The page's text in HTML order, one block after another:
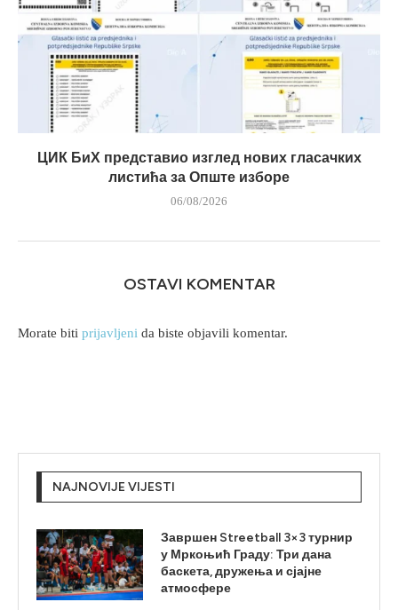
ЦИК БиХ представио изглед нових гласачких
листића за Опште изборе
06/08/2026
OSTAVI KOMENTAR
Morate biti prijavljeni da biste objavili komentar.
NAJNOVIJE VIJESTI
Завршен Streetball 3×3 турнир
у Мркоњић Граду: Три дана
баскета, дружења и сјајне
атмосфере